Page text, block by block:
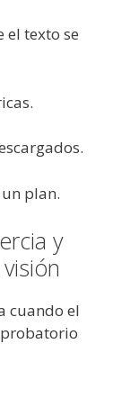
el texto se
plan.
y
cuando el